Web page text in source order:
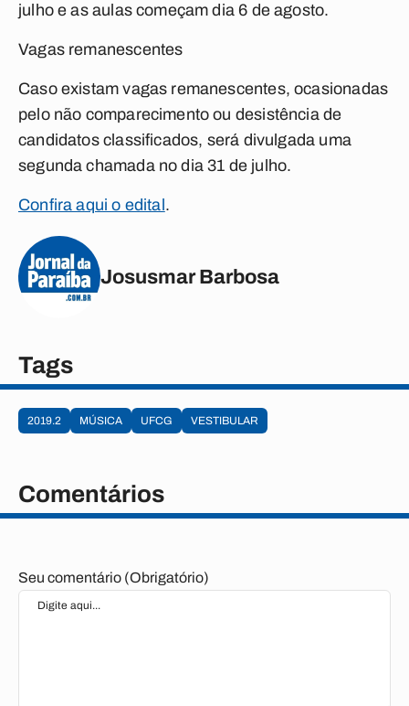
julho e as aulas começam dia 6 de agosto.
Vagas remanescentes
Caso existam vagas remanescentes, ocasionadas
pelo não comparecimento ou desistência de
candidatos classificados, será divulgada uma
segunda chamada no dia 31 de julho.
Confira aqui o edital .
Josusmar Barbosa
Tags
2019.2 MÚSICA UFCG VESTIBULAR
Comentários
Seu comentário (Obrigatório)